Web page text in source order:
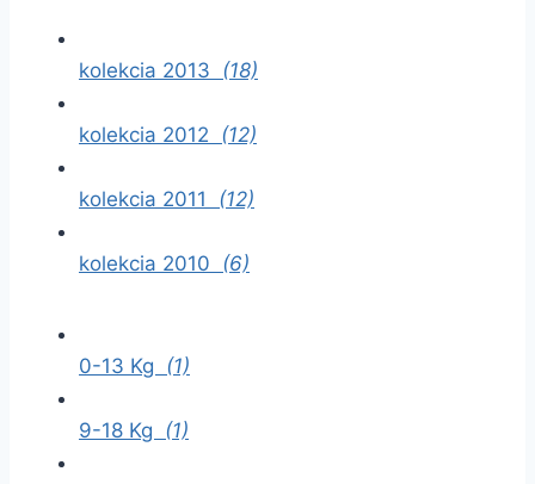
kolekcia 2013 (18)
kolekcia 2012 (12)
kolekcia 2011 (12)
kolekcia 2010 (6)
0-13 Kg (1)
9-18 Kg (1)